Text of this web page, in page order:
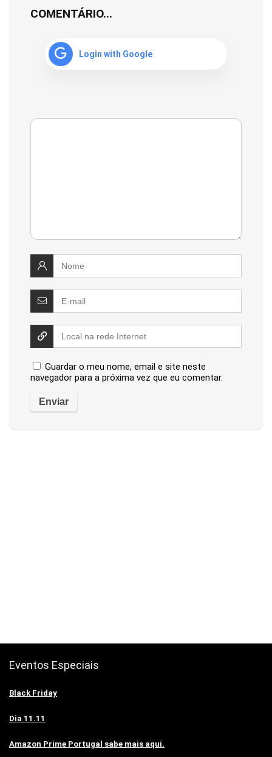
COMENTÁRIO...
Login with Google
Guardar o meu nome, email e site neste
navegador para a próxima vez que eu comentar.
Eventos Especiais
Black Friday
Dia 11.11
Amazon Prime Portugal sabe mais aqui.